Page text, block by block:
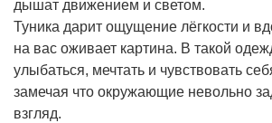
дышат движением и светом.
Туника дарит ощущение лёгкости и
на вас оживает картина. В такой
улыбаться, мечтать и чувствовать
замечая что окружающие невольно
взгляд.